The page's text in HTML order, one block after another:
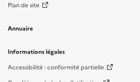
Plan de site
Annuaire
Informations légales
Accessibilité : conformité partielle